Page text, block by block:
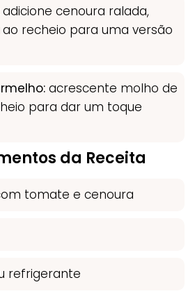
adicione cenoura ralada,
recheio para uma versão
acrescente molho de
para dar um toque
da Receita
tomate e cenoura
refrigerante